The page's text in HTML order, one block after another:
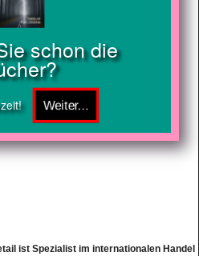
schon die
ist Spezialist im internationalen Handel